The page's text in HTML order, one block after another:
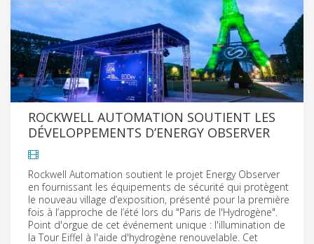
ROCKWELL AUTOMATION SOUTIENT LES
DÉVELOPPEMENTS D’ENERGY OBSERVER
Rockwell Automation soutient le projet Energy Observer
en fournissant les équipements de sécurité qui protègent
le nouveau village d’exposition, présenté pour la première
fois à l’approche de l’été lors du "Paris de l'Hydrogène".
Point d'orgue de cet événement unique : l'illumination de
la Tour Eiffel à l'aide d'hydrogène renouvelable. Cet